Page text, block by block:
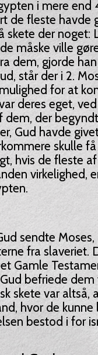
i mere
de fleste havde
skete der noget:
måske ville
dem, gjorde
står der i 2.
for at
deres eget,
dem, der
Gud havde
skulle
hvis de fleste
virkelighed,
sendte
fra slaveriet.
Gamle
befriede dem
skete var altså,
hvor de kunne
bestod i for